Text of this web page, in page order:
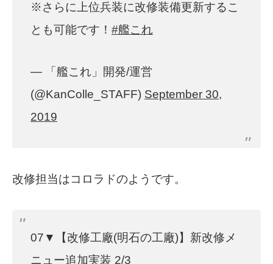
※さらに上位兵装に改修装備更新するこ
とも可能です！ #艦これ
— 「艦これ」開発/運営
(@KanColle_STAFF) September 30,
2019
改修担当はコロラドのようです。
07▼【改修工廠(明石の工廠)】新改修メ
ニュー追加実装 2/3